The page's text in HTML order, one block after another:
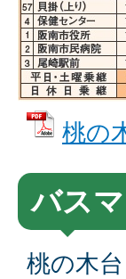
桃の
バス
桃の木